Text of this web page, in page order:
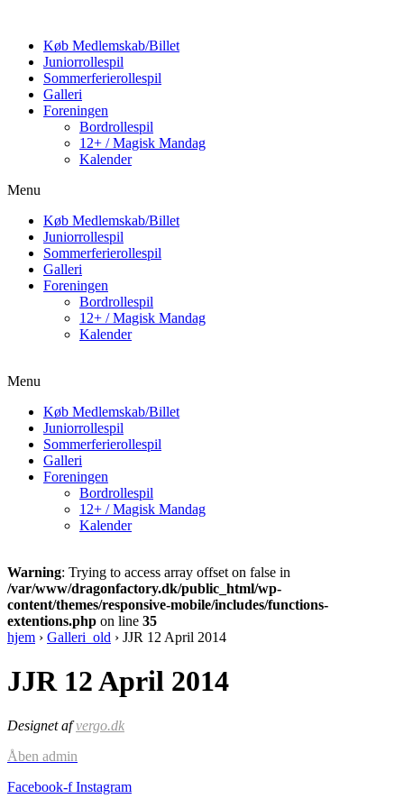
Køb Medlemskab/Billet
Juniorrollespil
Sommerferierollespil
Galleri
Foreningen
Bordrollespil
12+ / Magisk Mandag
Kalender
Menu
Køb Medlemskab/Billet
Juniorrollespil
Sommerferierollespil
Galleri
Foreningen
Bordrollespil
12+ / Magisk Mandag
Kalender
Menu
Køb Medlemskab/Billet
Juniorrollespil
Sommerferierollespil
Galleri
Foreningen
Bordrollespil
12+ / Magisk Mandag
Kalender
Warning: Trying to access array offset on false in
/var/www/dragonfactory.dk/public_html/wp-
content/themes/responsive-mobile/includes/functions-
extentions.php on line 35
hjem › Galleri_old › JJR 12 April 2014
JJR 12 April 2014
Designet afvergo.dk
Åben admin
Facebook-f Instagram